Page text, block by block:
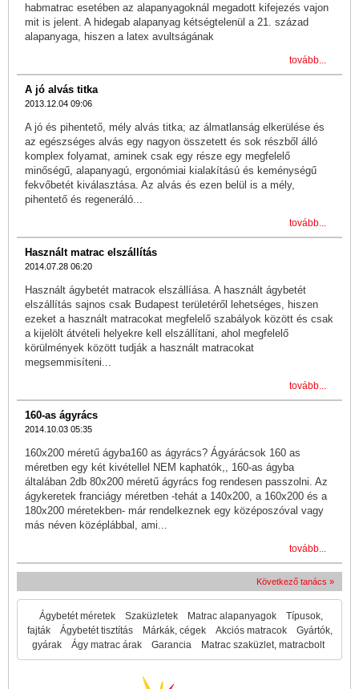
habmatrac esetében az alapanyagoknál megadott kifejezés vajon
mit is jelent. A hidegab alapanyag kétségtelenül a 21. század
alapanyaga, hiszen a latex avultságának
tovább...
A jó alvás titka
2013.12.04 09:06
A jó és pihentető, mély alvás titka; az álmatlanság elkerülése és
az egészséges alvás egy nagyon összetett és sok részből álló
komplex folyamat, aminek csak egy része egy megfelelő
minőségű, alapanyagú, ergonómiai kialakítású és keménységű
fekvőbetét kiválasztása. Az alvás és ezen belül is a mély,
pihentető és regeneráló...
tovább...
Használt matrac elszállítás
2014.07.28 06:20
Használt ágybetét matracok elszállíása. A használt ágybetét
elszállítás sajnos csak Budapest területéről lehetséges, hiszen
ezeket a használt matracokat megfelelő szabályok között és csak
a kijelölt átvételi helyekre kell elszállítani, ahol megfelelő
körülmények között tudják a használt matracokat
megsemmisíteni...
tovább...
160-as ágyrács
2014.10.03 05:35
160x200 méretű ágyba160 as ágyrács? Ágyárácsok 160 as
méretben egy két kivétellel NEM kaphatók,, 160-as ágyba
általában 2db 80x200 méretű ágyrács fog rendesen passzolni. Az
ágykeretek franciágy méretben -tehát a 140x200, a 160x200 és a
180x200 méretekben- már rendelkeznek egy középoszóval vagy
más néven középlábbal, ami...
tovább...
Következő tanács »
Ágybetét méretek Szaküzletek Matrac alapanyagok
Típusok,
fajták
Ágybetét tisztítás Márkák, cégek Akciós matracok
Gyártók,
gyárak
Ágy matrac árak Garancia Matrac szaküzlet, matracbolt